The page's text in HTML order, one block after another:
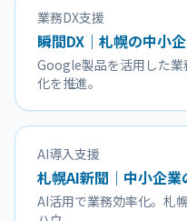
業務DX支援
瞬間DX｜札幌の中小
Google製品を活用した業
化を推進。
AI導入支援
札幌AI新聞｜中小企
AI活用で業務効率化。札